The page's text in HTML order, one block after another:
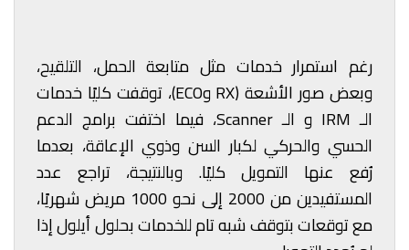
رغم استمرار خدمات مثل متابعة الحمل، التلقيح،
وبعض صور الأشعة (RX وECO)، توقفت كليًا خدمات
الـ IRM و الـ Scanner، فيما اختفت برامج الدعم
الحسي والحركي لكبار السن وذوي الإعاقة، بعدما
رُفع عنها التمويل كليًا. وبالنتيجة، تراجع عدد
المستفيدين من 2000 إلى نحو 1000 مريض شهريًا،
مع توقعات بتوقف شبه تام للخدمات بحلول أيلول إذا